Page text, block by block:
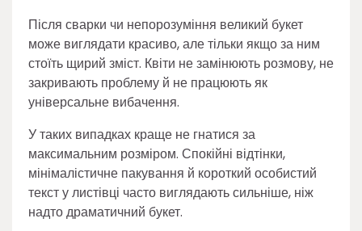
Після сварки чи непорозуміння великий букет
може виглядати красиво, але тільки якщо за ним
стоїть щирий зміст. Квіти не замінюють розмову, не
закривають проблему й не працюють як
універсальне вибачення.
У таких випадках краще не гнатися за
максимальним розміром. Спокійні відтінки,
мінімалістичне пакування й короткий особистий
текст у листівці часто виглядають сильніше, ніж
надто драматичний букет.